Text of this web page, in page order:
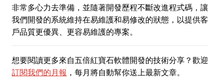
非常多心力去準備，並隨著開發歷程不斷改進程式碼，讓
我們開發的系統維持在易維護和易修改的狀態，以提供客
戶品質更優異、更容易維護的專案。
想要閱讀更多來自五倍紅寶石軟體開發的技術分享？歡迎
訂閱我們的月報 ，每月將自動幫你送上最新文章。